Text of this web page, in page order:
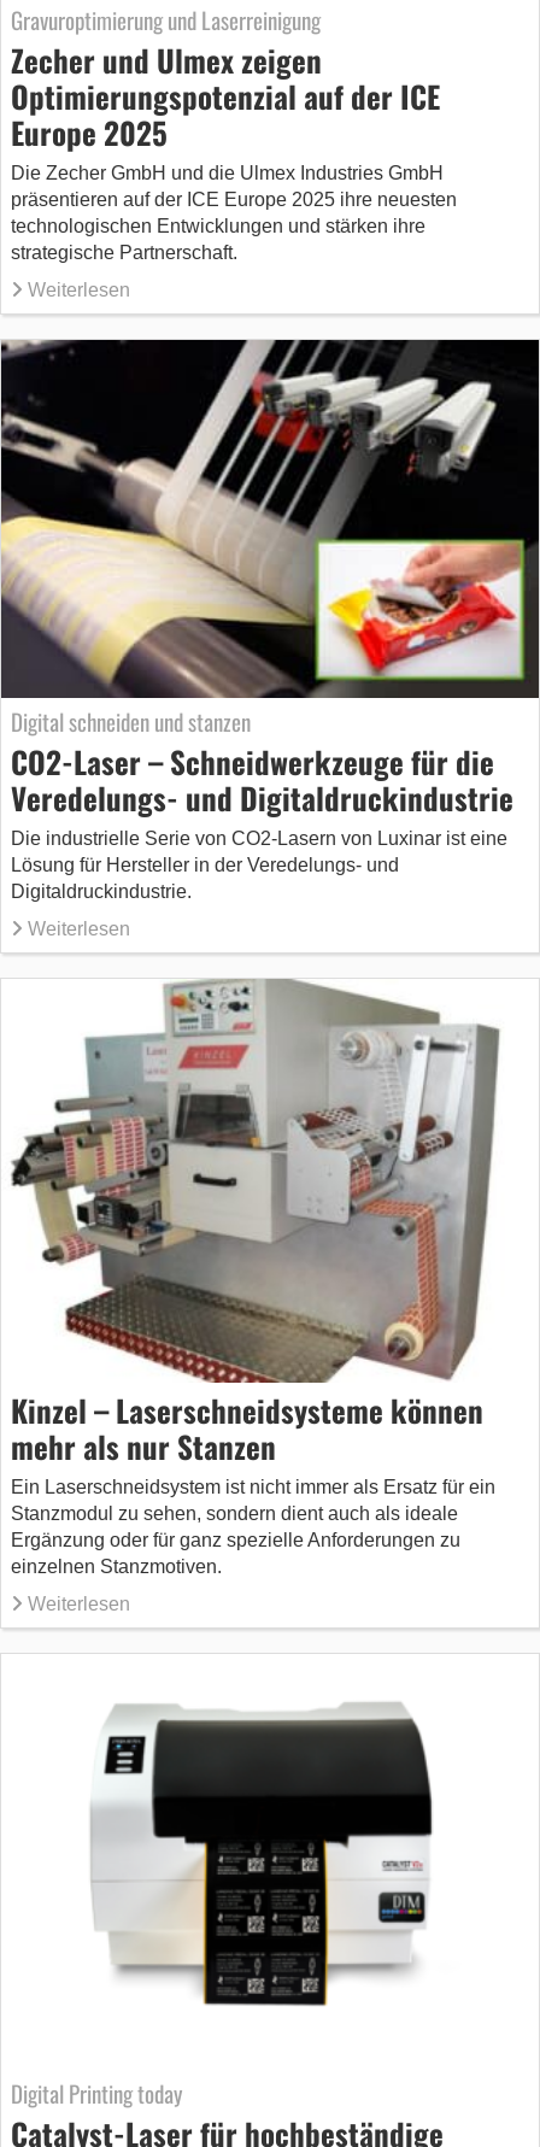
Gravuroptimierung und Laserreinigung
Zecher und Ulmex zeigen
Optimierungspotenzial auf der ICE
Europe 2025
Die Zecher GmbH und die Ulmex Industries GmbH
präsentieren auf der ICE Europe 2025 ihre neuesten
technologischen Entwicklungen und stärken ihre
strategische Partnerschaft.
Weiterlesen
Digital schneiden und stanzen
CO2-Laser – Schneidwerkzeuge für die
Veredelungs- und Digitaldruckindustrie
Die industrielle Serie von CO2-Lasern von Luxinar ist eine
Lösung für Hersteller in der Veredelungs- und
Digitaldruckindustrie.
Weiterlesen
Kinzel – Laserschneidsysteme können
mehr als nur Stanzen
Ein Laserschneidsystem ist nicht immer als Ersatz für ein
Stanzmodul zu sehen, sondern dient auch als ideale
Ergänzung oder für ganz spezielle Anforderungen zu
einzelnen Stanzmotiven.
Weiterlesen
Digital Printing today
Catalyst-Laser für hochbeständige